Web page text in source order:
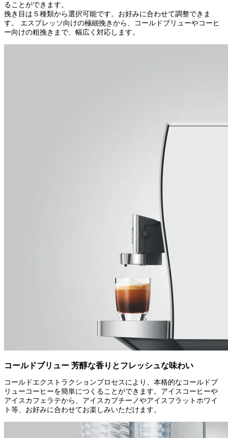
ることができます。
挽き目は５種類から選択可能です。お好みに合わせて調整できま
す。 エスプレッソ向けの極細挽きから、コールドブリューやコーヒ
ー向けの粗挽きまで、幅広く対応します。
コールドブリュー 芳醇な香りとフレッシュな味わい
コールドエクストラクションプロセスにより、本格的なコールドブ
リューコーヒーを簡単につくることができます。アイスコーヒーや
アイスカフェラテから、アイスカプチーノやアイスフラットホワイ
ト等、お好みに合わせてお楽しみいただけます。